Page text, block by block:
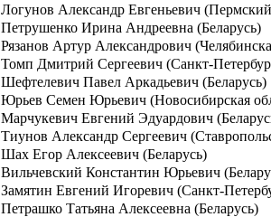
Логунов Александр Евгеньевич
Петрушенко Ирина Андреевна (Беларусь)
Рязанов Артур Александрович
Томп Дмитрий Сергеевич (Санкт-
Шефтелевич Павел Аркадьевич (Беларусь)
Юрьев Семен Юрьевич (Новосибирская
Марчукевич Евгений Эдуардович
Тиунов Александр Сергеевич
Шах Егор Алексеевич (Беларусь)
Вильчевский Константин Юрьевич
Замятин Евгений Игоревич (Санкт-
Петрашко Татьяна Алексеевна (Беларусь)